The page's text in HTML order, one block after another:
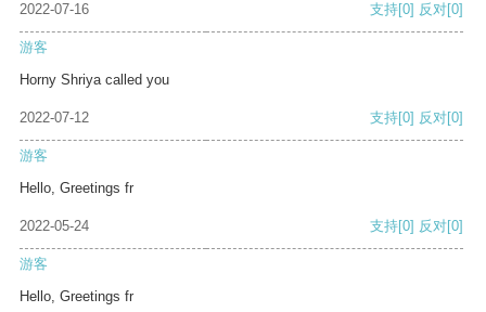
2022-07-16 支持[0] 反对[0]
游客
Horny Shriya called you
2022-07-12 支持[0] 反对[0]
游客
Hello, Greetings fr
2022-05-24 支持[0] 反对[0]
游客
Hello, Greetings fr